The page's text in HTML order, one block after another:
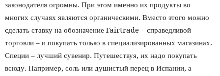
законодателя огромны. При этом именно их продукты во
многих случаях являются органическими. Вместо этого можно
сделать ставку на обозначение Fairtrade – справедливой
торговли – и покупать только в специализированных магазинах.
Специи – лучший сувенир. Путешествуя, их надо покупать
всюду. Например, соль или душистый перец в Испании, а